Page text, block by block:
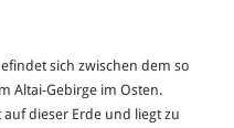
sich zwischen dem so
Altai-Gebirge im Osten.
dieser Erde und liegt zu